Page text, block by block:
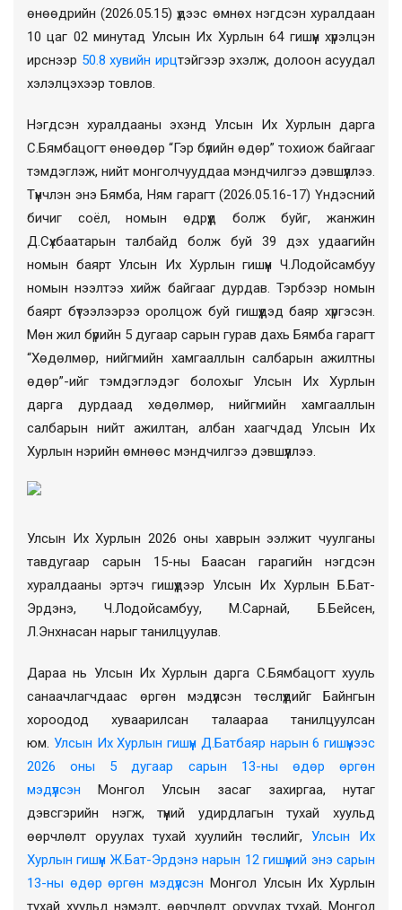
өнөөдрийн (2026.05.15) үдээс өмнөх нэгдсэн хуралдаан
10 цаг 02 минутад Улсын Их Хурлын 64 гишүүн хүрэлцэн
ирснээр 50.8 хувийн ирцтэйгээр эхэлж, долоон асуудал
хэлэлцэхээр товлов.
Нэгдсэн хуралдааны эхэнд Улсын Их Хурлын дарга
С.Бямбацогт өнөөдөр “Гэр бүлийн өдөр” тохиож байгааг
тэмдэглэж, нийт монголчууддаа мэндчилгээ дэвшүүллээ.
Түүнчлэн энэ Бямба, Ням гарагт (2026.05.16-17) Үндэсний
бичиг соёл, номын өдрүүд болж буйг, жанжин
Д.Сүхбаатарын талбайд болж буй 39 дэх удаагийн
номын баярт Улсын Их Хурлын гишүүн Ч.Лодойсамбуу
номын нээлтээ хийж байгааг дурдав. Тэрбээр номын
баярт бүтээлээрээ оролцож буй гишүүдэд баяр хүргэсэн.
Мөн жил бүрийн 5 дугаар сарын гурав дахь Бямба гарагт
“Хөдөлмөр, нийгмийн хамгааллын салбарын ажилтны
өдөр”-ийг тэмдэглэдэг болохыг Улсын Их Хурлын
дарга дурдаад хөдөлмөр, нийгмийн хамгааллын
салбарын нийт ажилтан, албан хаагчдад Улсын Их
Хурлын нэрийн өмнөөс мэндчилгээ дэвшүүллээ.
Улсын Их Хурлын 2026 оны хаврын ээлжит чуулганы
тавдугаар сарын 15-ны Баасан гарагийн нэгдсэн
хуралдааны эртэч гишүүдээр Улсын Их Хурлын Б.Бат-
Эрдэнэ, Ч.Лодойсамбуу, М.Сарнай, Б.Бейсен,
Л.Энхнасан нарыг танилцуулав.
Дараа нь Улсын Их Хурлын дарга С.Бямбацогт хууль
санаачлагчдаас өргөн мэдүүлсэн төслүүдийг Байнгын
хороодод хуваарилсан талаараа танилцуулсан
юм. Улсын Их Хурлын гишүүн Д.Батбаяр нарын 6 гишүүнээс
2026 оны 5 дугаар сарын 13-ны өдөр өргөн
мэдүүлсэн Монгол Улсын засаг захиргаа, нутаг
дэвсгэрийн нэгж, түүний удирдлагын тухай хуульд
өөрчлөлт оруулах тухай хуулийн төслийг, Улсын Их
Хурлын гишүүн Ж.Бат-Эрдэнэ нарын 12 гишүүний энэ сарын
13-ны өдөр өргөн мэдүүлсэн Монгол Улсын Их Хурлын
тухай хуульд нэмэлт, өөрчлөлт оруулах тухай, Монгол